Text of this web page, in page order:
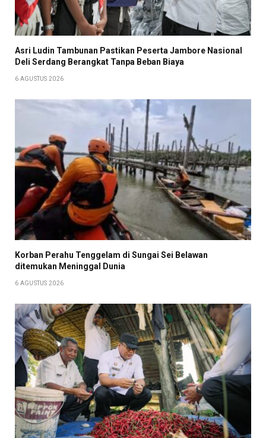
Asri Ludin Tambunan Pastikan Peserta Jambore Nasional
Deli Serdang Berangkat Tanpa Beban Biaya
6 AGUSTUS 2026
Korban Perahu Tenggelam di Sungai Sei Belawan
ditemukan Meninggal Dunia
6 AGUSTUS 2026